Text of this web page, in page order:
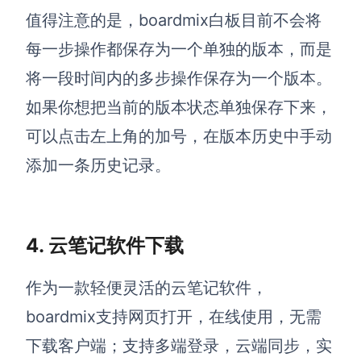
值得注意的是，boardmix白板目前不会将
每一步操作都保存为一个单独的版本，而是
将一段时间内的多步操作保存为一个版本。
如果你想把当前的版本状态单独保存下来，
可以点击左上角的加号，在版本历史中手动
添加一条历史记录。
4. 云笔记软件下载
作为一款轻便灵活的云笔记软件，
boardmix支持网页打开，在线使用，无需
下载客户端；支持多端登录，云端同步，实